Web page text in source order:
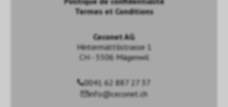
Termes et Conditions
Ceconet AG
Hintermättlistrasse 1
CH - 5506 Mägenwil
0041 62 887 27 37
info@ceconet.ch